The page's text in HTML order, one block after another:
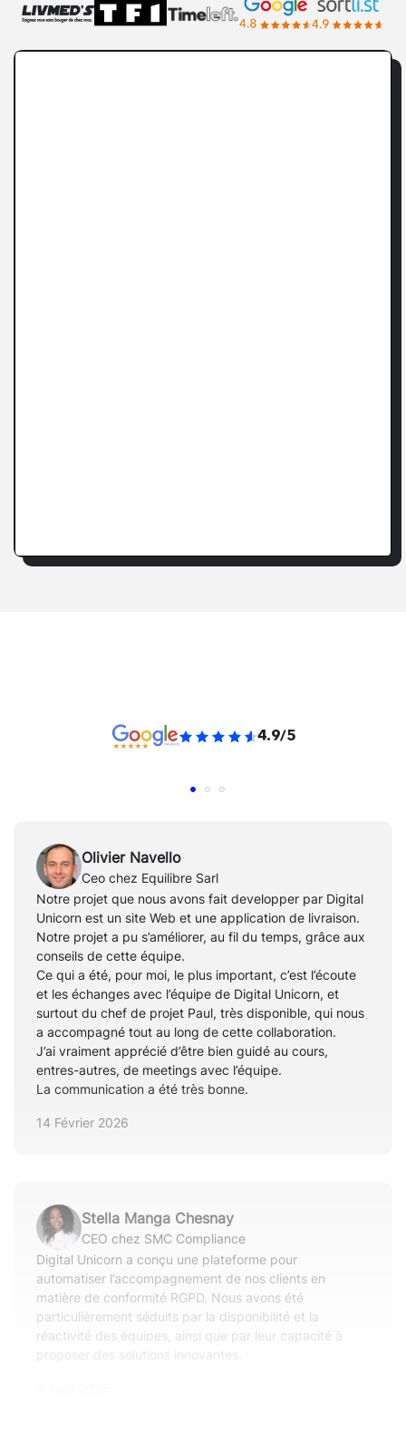
4.9/5
Olivier Navello
Ceo chez Equilibre Sarl
Notre projet que nous avons fait developper par Digital
Unicorn est un site Web et une application de livraison.
Notre projet a pu s’améliorer, au fil du temps, grâce aux
conseils de cette équipe.
Ce qui a été, pour moi, le plus important, c’est l’écoute
et les échanges avec l’équipe de Digital Unicorn, et
surtout du chef de projet Paul, très disponible, qui nous
a accompagné tout au long de cette collaboration.
J’ai vraiment apprécié d’être bien guidé au cours,
entres-autres, de meetings avec l’équipe.
La communication a été très bonne.
14 Février 2026
Stella Manga Chesnay
CEO chez SMC Compliance
Digital Unicorn a conçu une plateforme pour
automatiser l’accompagnement de nos clients en
matière de conformité RGPD. Nous avons été
particulièrement séduits par la disponibilité et la
réactivité des équipes, ainsi que par leur capacité à
proposer des solutions innovantes.